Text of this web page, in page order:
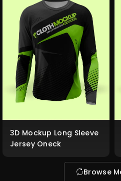
3D Mockup Long Sleeve
Jersey Oneck
Browse